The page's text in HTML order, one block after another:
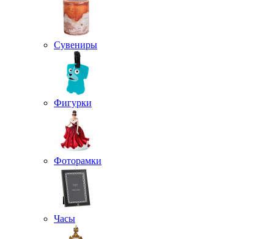
Сувениры
Фигурки
Фоторамки
Часы